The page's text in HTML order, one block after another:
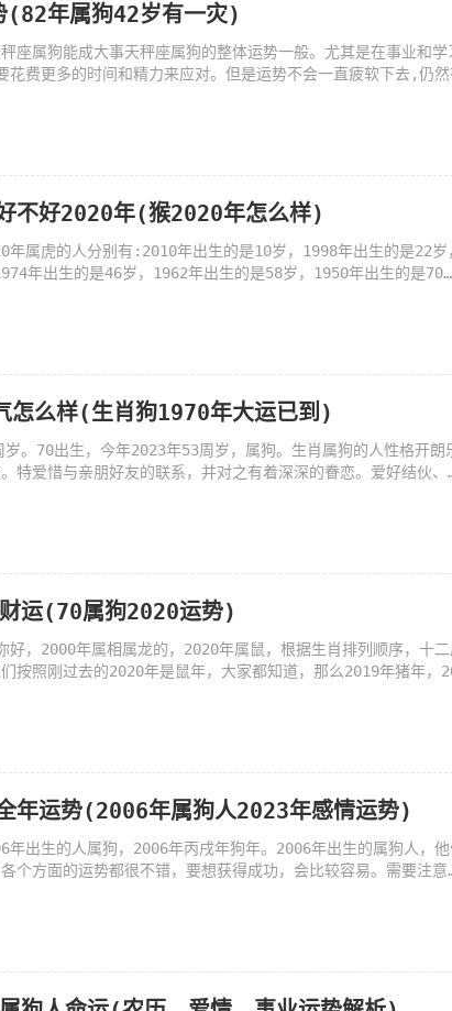
(82年属狗42岁有一灾)
座属狗能成大事天秤座属狗的整体运势一般。尤其是在事业和学
花费更多的时间和精力来应对。但是运势不会一直疲软下去,仍然
不好2020年(猴2020年怎么样)
年属虎的人分别有:2010年出生的是10岁，1998年出生的是22岁
年出生的是46岁，1962年出生的是58岁，1950年出生的是70
怎么样(生肖狗1970年大运已到)
。70出生，今年2023年53周岁，属狗。生肖属狗的人性格开朗
特爱惜与亲朋好友的联系，并对之有着深深的眷恋。爱好结伙、
运(70属狗2020运势)
好，2000年属相属龙的，2020年属鼠，根据生肖排列顺序，十二
按照刚过去的2020年是鼠年，大家都知道，那么2019年猪年，
年运势(2006年属狗人2023年感情运势)
年出生的人属狗，2006年丙戌年狗年。2006年出生的属狗人，他
个方面的运势都很不错，要想获得成功，会比较容易。需要注意